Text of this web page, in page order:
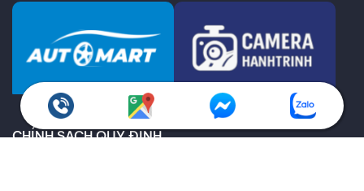
CHÍNH SÁCH QUY ĐỊNH